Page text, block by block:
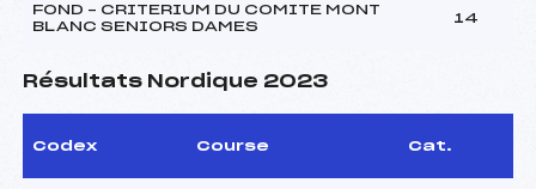
FOND – CRITERIUM DU COMITE MONT
BLANC SENIORS DAMES
14
Résultats Nordique 2023
Codex Course Cat.